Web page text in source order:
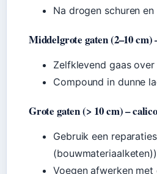
Na drogen schuren
Middelgrote gaten (2–10 cm)
Zelfklevend gaas
Compound in dunne
Grote gaten (> 10 cm) –
Gebruik een
Voegen afwerken